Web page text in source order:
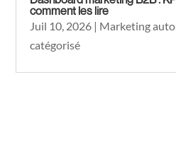
comment les lire
Juil 10, 2026 | Marketing
catégorisé